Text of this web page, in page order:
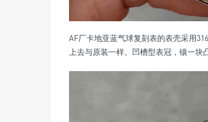
AF厂卡地亚蓝气球复刻表的表壳采用
上去与原装一样。凹槽型表冠，镶一块